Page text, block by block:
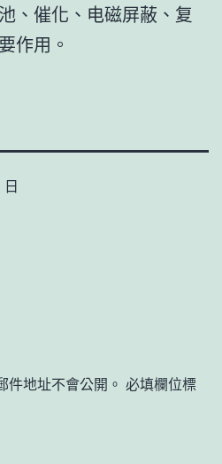
、催化、电磁屏蔽、复
作用。
件地址不會公開。 必填欄位標